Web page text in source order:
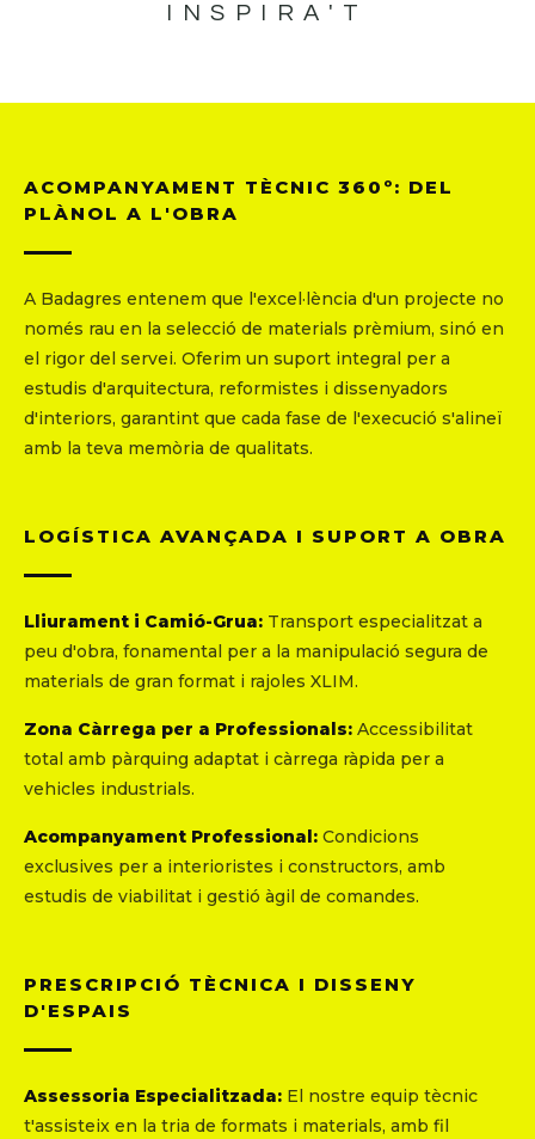
INSPIRA'T
ACOMPANYAMENT TÈCNIC 360º: DEL
PLÀNOL A L'OBRA
A Badagres entenem que l'excel·lència d'un projecte no
només rau en la selecció de materials prèmium, sinó en
el rigor del servei. Oferim un suport integral per a
estudis d'arquitectura, reformistes i dissenyadors
d'interiors, garantint que cada fase de l'execució s'alineï
amb la teva memòria de qualitats.
LOGÍSTICA AVANÇADA I SUPORT A OBRA
Lliurament i Camió-Grua: Transport especialitzat a
peu d'obra, fonamental per a la manipulació segura de
materials de gran format i rajoles XLIM.
Zona Càrrega per a Professionals: Accessibilitat
total amb pàrquing adaptat i càrrega ràpida per a
vehicles industrials.
Acompanyament Professional: Condicions
exclusives per a interioristes i constructors, amb
estudis de viabilitat i gestió àgil de comandes.
PRESCRIPCIÓ TÈCNICA I DISSENY
D'ESPAIS
Assessoria Especialitzada: El nostre equip tècnic
t'assisteix en la tria de formats i materials, amb fil